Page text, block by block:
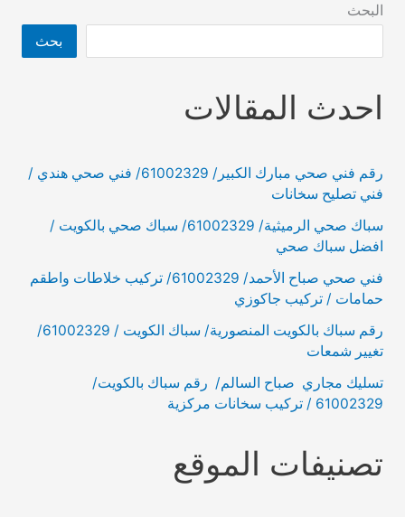
البحث
بحث
احدث المقالات
رقم فني صحي مبارك الكبير/ 61002329/ فني صحي هندي /
فني تصليح سخانات
سباك صحي الرميثية/ 61002329/ سباك صحي بالكويت /
افضل سباك صحي
فني صحي صباح الأحمد/ 61002329/ تركيب خلاطات واطقم
حمامات / تركيب جاكوزي
رقم سباك بالكويت المنصورية/ سباك الكويت / 61002329/
تغيير شمعات
تسليك مجاري صباح السالم/ رقم سباك بالكويت/
61002329 / تركيب سخانات مركزية
تصنيفات الموقع